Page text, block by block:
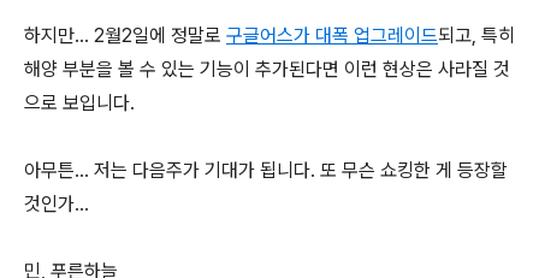
하지만... 2월2일에 정말로 구글어스가 대폭 업그레이드되고, 특히
해양 부분을 볼 수 있는 기능이 추가된다면 이런 현상은 사라질 것
으로 보입니다.
아무튼... 저는 다음주가 기대가 됩니다. 또 무슨 쇼킹한 게 등장할
것인가...
민, 푸른하늘